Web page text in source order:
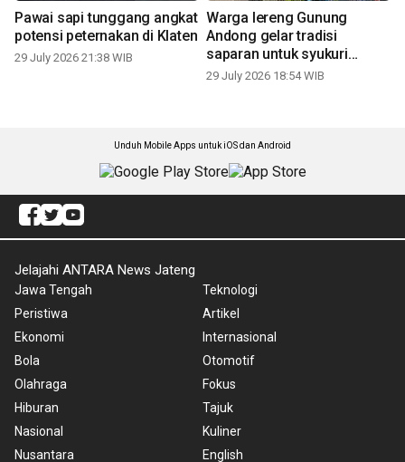
Pawai sapi tunggang angkat
potensi peternakan di Klaten
29 July 2026 21:38 WIB
Warga lereng Gunung
Andong gelar tradisi
saparan untuk syukuri
panen
29 July 2026 18:54 WIB
Unduh Mobile Apps untuk iOS dan Android
Jelajahi ANTARA News Jateng
Jawa Tengah
Peristiwa
Ekonomi
Bola
Olahraga
Hiburan
Nasional
Nusantara
Teknologi
Artikel
Internasional
Otomotif
Fokus
Tajuk
Kuliner
English